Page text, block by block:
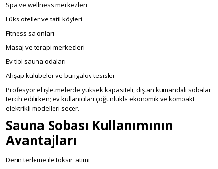
Spa ve wellness merkezleri
Lüks oteller ve tatil köyleri
Fitness salonları
Masaj ve terapi merkezleri
Ev tipi sauna odaları
Ahşap kulübeler ve bungalov tesisler
Profesyonel işletmelerde yüksek kapasiteli, dıştan kumandalı sobalar
tercih edilirken; ev kullanıcıları çoğunlukla ekonomik ve kompakt
elektrikli modelleri seçer.
Sauna Sobası Kullanımının
Avantajları
Derin terleme ile toksin atımı